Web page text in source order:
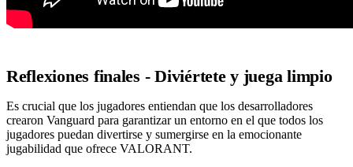
Reflexiones finales - Diviértete y juega limpio
Es crucial que los jugadores entiendan que los desarrolladores
crearon Vanguard para garantizar un entorno en el que todos los
jugadores puedan divertirse y sumergirse en la emocionante
jugabilidad que ofrece VALORANT.